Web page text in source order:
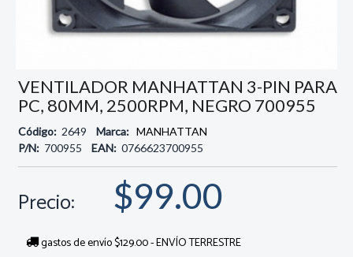
VENTILADOR MANHATTAN 3-PIN PARA
PC, 80MM, 2500RPM, NEGRO 700955
Código: 2649 Marca: MANHATTAN
P/N: 700955 EAN: 0766623700955
Precio: $99.00
gastos de envío $129.00 - ENVÍO TERRESTRE